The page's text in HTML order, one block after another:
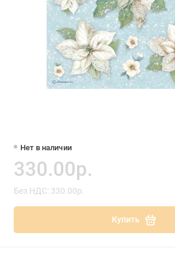
Нет в наличии
330.00р.
Без НДС: 330.00р.
Купить